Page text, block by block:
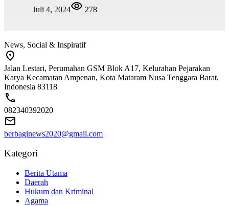
Juli 4, 2024
278
News, Social & Inspiratif
Jalan Lestari, Perumahan GSM Blok A17, Kelurahan Pejarakan
Karya Kecamatan Ampenan, Kota Mataram Nusa Tenggara Barat,
Indonesia 83118
082340392020
berbaginews2020@gmail.com
Kategori
Berita Utama
Daerah
Hukum dan Kriminal
Agama